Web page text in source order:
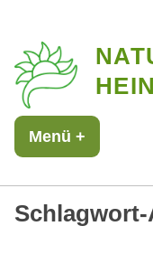
Inhalt
springen
Menü +